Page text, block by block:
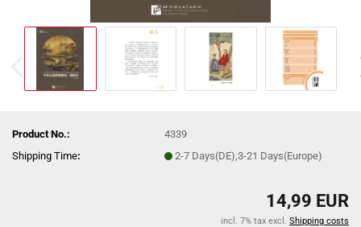
Product No.:
4339
Shipping Time: 2-7 Days(DE),3-21 Days(Europe)
14,99 EUR
incl. 7% tax excl. Shipping costs